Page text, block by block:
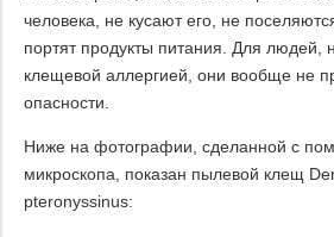
человека, не кусают его, не
портят продукты питания. Для людей,
клещевой аллергией, они вообще не
опасности.
Ниже на фотографии, сделанной с
микроскопа, показан пылевой клещ
pteronyssinus: